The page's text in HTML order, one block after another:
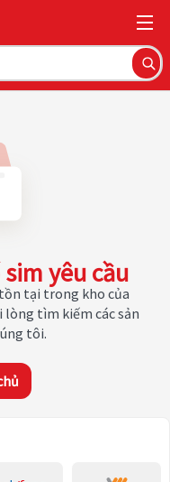
yêu cầu
tại trong kho của
lòng tìm kiếm các sản
tôi.